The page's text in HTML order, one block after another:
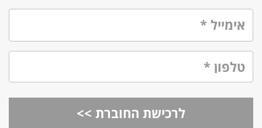
אימייל *
טלפון *
לרכישת החוברת >>